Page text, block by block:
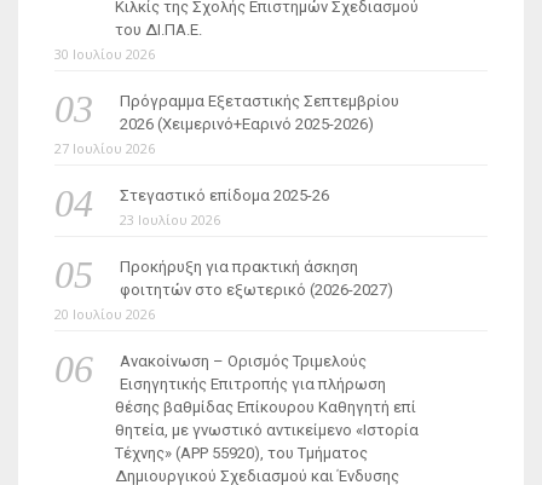
Κιλκίς της Σχολής Επιστημών Σχεδιασμού
του ΔΙ.ΠΑ.Ε.
30 Ιουλίου 2026
Πρόγραμμα Εξεταστικής Σεπτεμβρίου
2026 (Χειμερινό+Εαρινό 2025-2026)
27 Ιουλίου 2026
Στεγαστικό επίδομα 2025-26
23 Ιουλίου 2026
Προκήρυξη για πρακτική άσκηση
φοιτητών στο εξωτερικό (2026-2027)
20 Ιουλίου 2026
Ανακοίνωση – Ορισμός Τριμελούς
Εισηγητικής Επιτροπής για πλήρωση
θέσης βαθμίδας Επίκουρου Καθηγητή επί
θητεία, με γνωστικό αντικείμενο «Ιστορία
Τέχνης» (ΑΡΡ 55920), του Τμήματος
Δημιουργικού Σχεδιασμού και Ένδυσης